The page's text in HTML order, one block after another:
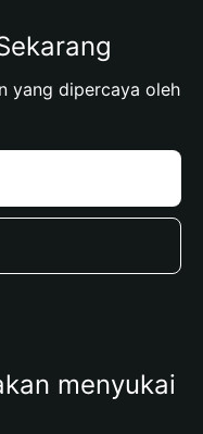
yang dipercaya oleh
menyukai